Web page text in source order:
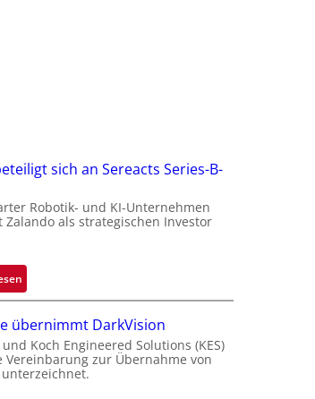
sich an Sereacts Series-B-
Robotik- und KI-Unternehmen
Zalando als strategischen Investor
:
Z
a
l
a
n
übernimmt DarkVision
Koch Engineered Solutions (KES)
Vereinbarung zur Übernahme von
unterzeichnet.